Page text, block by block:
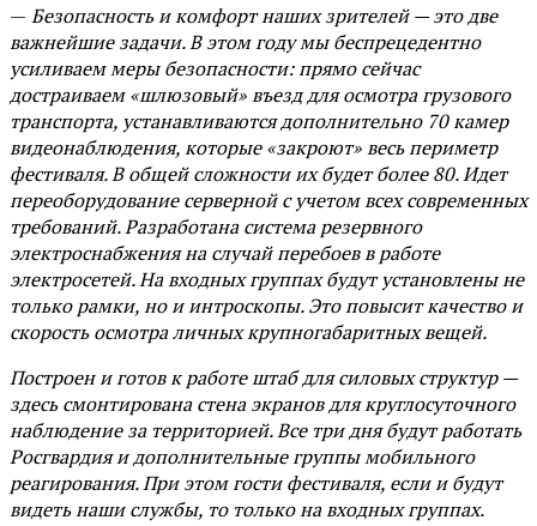
— Безопасность и комфорт наших зрителей — это две
важнейшие задачи. В этом году мы беспрецедентно
усиливаем меры безопасности: прямо сейчас
достраиваем «шлюзовый» въезд для осмотра грузового
транспорта, устанавливаются дополнительно 70 камер
видеонаблюдения, которые «закроют» весь периметр
фестиваля. В общей сложности их будет более 80. Идет
переоборудование серверной с учетом всех современных
требований. Разработана система резервного
электроснабжения на случай перебоев в работе
электросетей. На входных группах будут установлены не
только рамки, но и интроскопы. Это повысит качество и
скорость осмотра личных крупногабаритных вещей.
Построен и готов к работе штаб для силовых структур —
здесь смонтирована стена экранов для круглосуточного
наблюдение за территорией. Все три дня будут работать
Росгвардия и дополнительные группы мобильного
реагирования. При этом гости фестиваля, если и будут
видеть наши службы, то только на входных группах.